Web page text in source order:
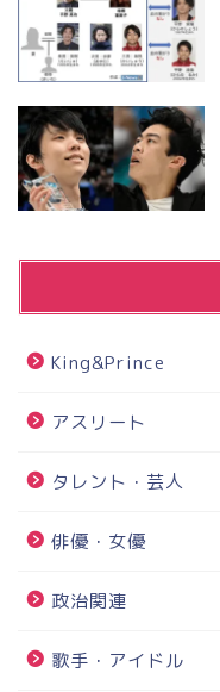
King&Prince
アスリート
タレント・芸人
俳優・女優
政治関連
歌手・アイドル